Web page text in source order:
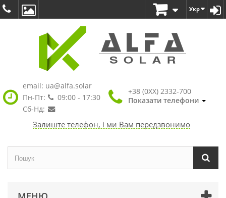
Укр
email: ua@alfa.solar
Пн-Пт:
09:00 - 17:30
Сб-Нд:
+38 (0XX) 2332-700
Показати телефони
Залиште телефон, і ми Вам передзвонимо